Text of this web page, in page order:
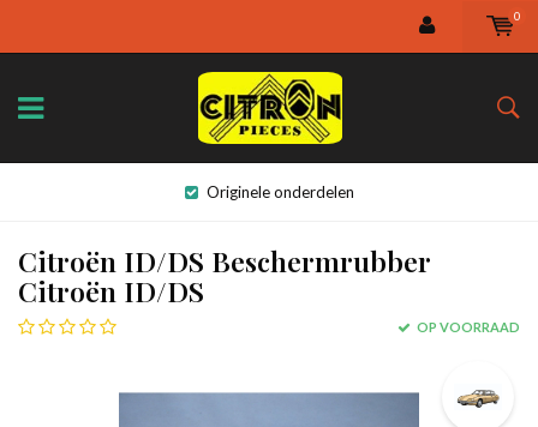
0
Originele onderdelen
Citroën ID/DS Beschermrubber
Citroën ID/DS
OP VOORRAAD